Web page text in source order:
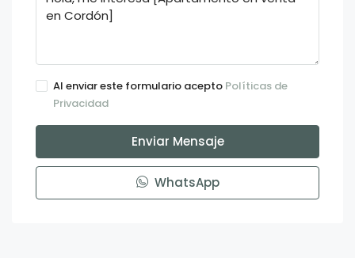
Al enviar este formulario acepto Políticas de
Privacidad
Enviar Mensaje
WhatsApp